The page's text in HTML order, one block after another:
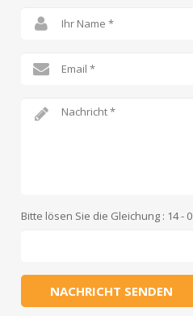
Bitte lösen Sie die Gleichung : 14 - 0
NACHRICHT SENDEN